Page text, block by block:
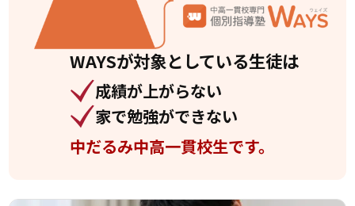
WAYSが対象としている生徒は
成績が上がらない
家で勉強ができない
中だるみ中高一貫校生です。